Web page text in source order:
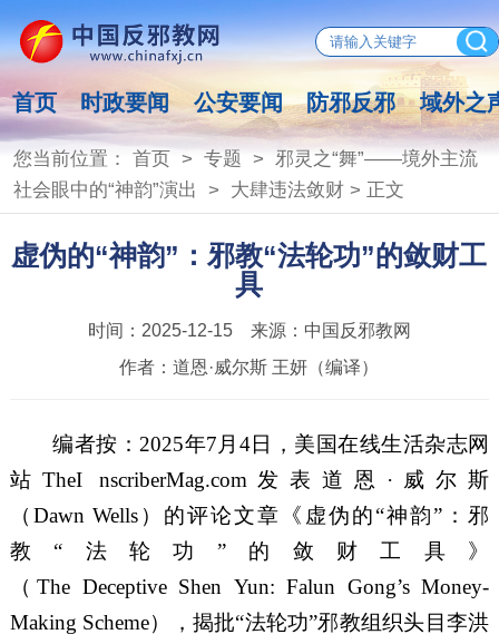
首页 时政要闻 公安要闻 防邪反邪 域外之
您当前位置： 首页> 专题 > 邪灵之“舞”——境外主流
社会眼中的“神韵”演出
> 大肆违法敛财> 正文
虚伪的“神韵”：邪教“法轮功”的敛财工
具
时间： 2025-12-15 来源： 中国反邪教网
作者：道恩·威尔斯 王妍（编译）
编者按： 2025年7 月 4日，美国在线生活杂志网
站 TheI nscriberMag.com 发表道恩 · 威尔斯
（Dawn Wells ）的评论文章《虚伪的“神韵”：邪
教 “ 法轮功 ”的敛财工具 》
（The Deceptive Shen Yun:Falun Gong’s Money-
Making Scheme）， 揭批“法轮功”邪教组织头目李洪